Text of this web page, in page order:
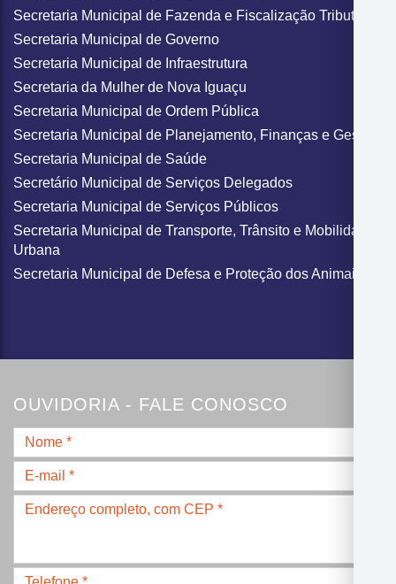
Secretaria Municipal de Fazenda e Fiscalização Tributária
Secretaria Municipal de Governo
Secretaria Municipal de Infraestrutura
Secretaria da Mulher de Nova Iguaçu
Secretaria Municipal de Ordem Pública
Secretaria Municipal de Planejamento, Finanças e Gestão
Secretaria Municipal de Saúde
Secretário Municipal de Serviços Delegados
Secretaria Municipal de Serviços Públicos
Secretaria Municipal de Transporte, Trânsito e Mobilidade
Urbana
Secretaria Municipal de Defesa e Proteção dos Animais
OUVIDORIA - FALE CONOSCO
Nome
*
E-
mail
Endereço
completo,
CEP
Telefone